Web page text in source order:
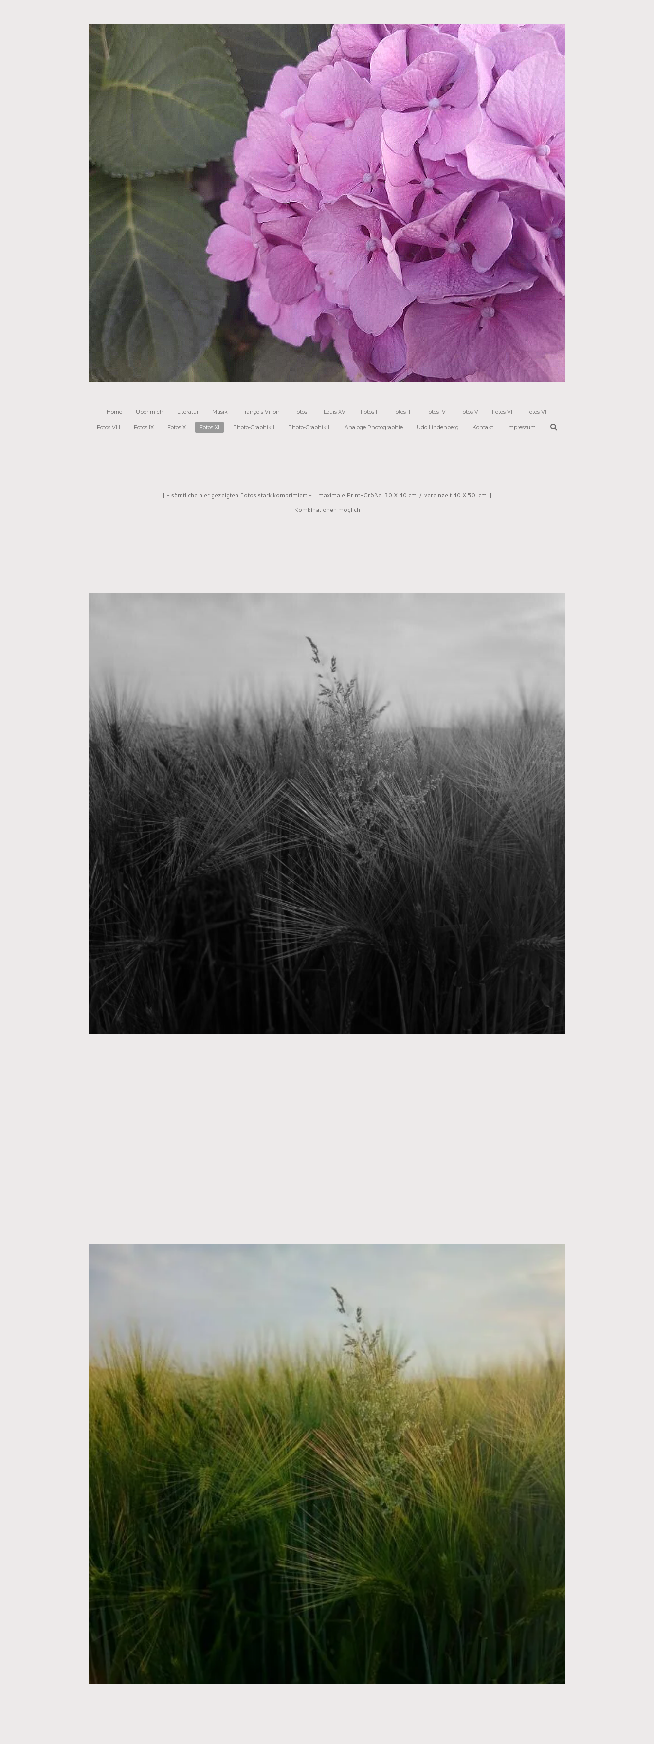
Home Über mich Literatur Musik François Villon Fotos I Louis XVI Fotos II Fotos III Fotos IV Fotos V Fotos VI Fotos VII
Fotos VIII Fotos IX Fotos X Fotos XI Photo-Graphik I Photo-Graphik II Analoge Photographie Udo Lindenberg Kontakt Impressum
[ - sämtliche hier gezeigten Fotos stark komprimiert - [ maximale Print-Größe 30 X 40 cm / vereinzelt 40 X 50 cm ]
- Kombinationen möglich -